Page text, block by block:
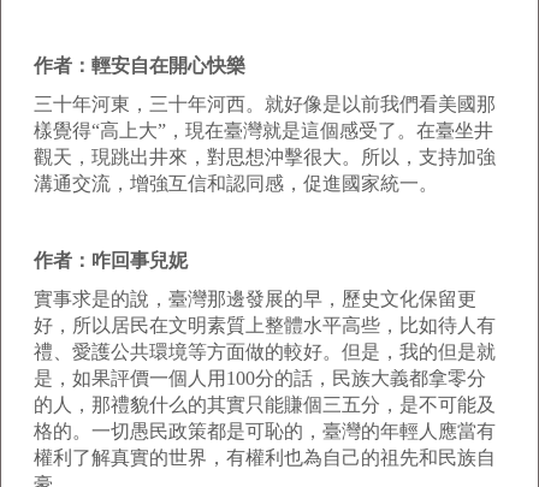
作者：輕安自在開心快樂
三十年河東，三十年河西。就好像是以前我們看美國那
樣覺得“高上大”，現在臺灣就是這個感受了。在臺坐井
觀天，現跳出井來，對思想沖擊很大。所以，支持加強
溝通交流，增強互信和認同感，促進國家統一。
作者：咋回事兒妮
實事求是的說，臺灣那邊發展的早，歷史文化保留更
好，所以居民在文明素質上整體水平高些，比如待人有
禮、愛護公共環境等方面做的較好。但是，我的但是就
是，如果評價一個人用100分的話，民族大義都拿零分
的人，那禮貌什么的其實只能賺個三五分，是不可能及
格的。一切愚民政策都是可恥的，臺灣的年輕人應當有
權利了解真實的世界，有權利也為自己的祖先和民族自